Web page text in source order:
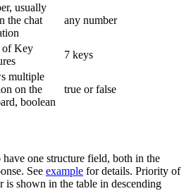
usually
the chat
any number
of Key
7 keys
multiple
on the
boolean
true or false
one structure field, both in the
See example for details. Priority of
is shown in the table in descending